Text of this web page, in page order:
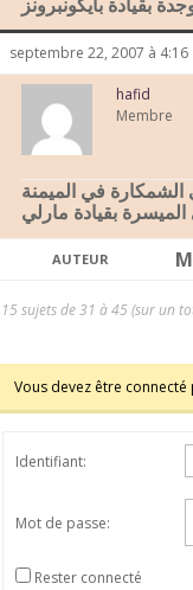
septembre 22, 2007 à 4:16
hafid
Membre
الشمكارة في الميمنة
AUTEUR
15 sujets de 31 à 45 (sur un
Vous devez être
Identifiant:
Mot de passe:
Rester connecté